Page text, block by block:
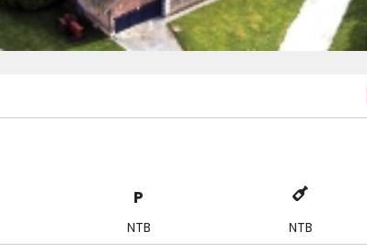
P
NTB NTB